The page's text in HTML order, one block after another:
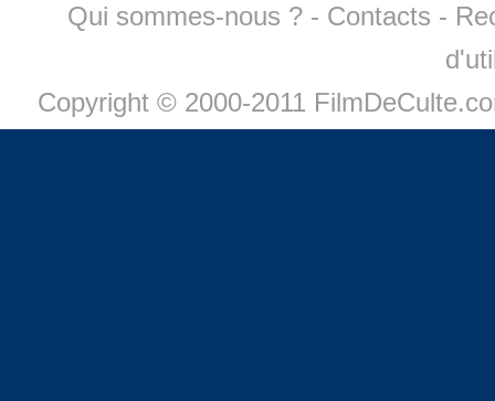
Qui sommes-nous ? - Contacts -
Copyright © 2000-2011